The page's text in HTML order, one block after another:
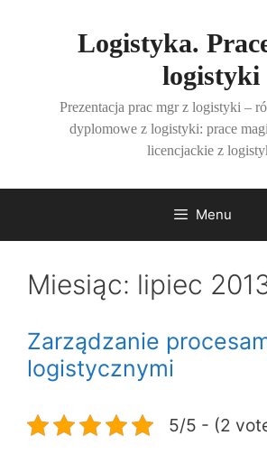
Logistyka.
logistyki
Prezentacja prac mgr z logistyki –
dyplomowe z logistyki: prace
licencjackie z
Menu
Miesiąc: lipiec
Zarządzanie
logistycznymi
5/5 - (2